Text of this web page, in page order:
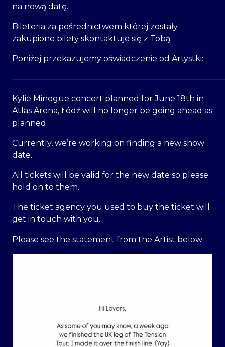
na nową datę.
Bileteria za pośrednictwem której zostały
zakupione bilety skontaktuje się z Tobą.
Poniżej przekazujemy oświadczenie od Artystki:
Kylie Minogue concert planned for June 18th in
Atlas Arena, Łódź will no longer be going ahead as
planned.
Currently, we’re working on finding a new show
date.
All tickets will be valid for the new date so please
hold on to them.
The ticket agency you used to buy the ticket will
get in touch with you.
Please see the statement from the Artist below: